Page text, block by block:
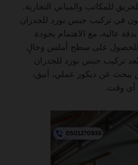
للمكاتب والمباني التجارية.
في تركيب جبس بورد للجدران
عالية، مع الاهتمام بجودة
للحصول على سطح أملس وخالٍ
تركيب جبس بورد للجدران
يبحث عن ديكور عملي، أنيق،
أي وقت.